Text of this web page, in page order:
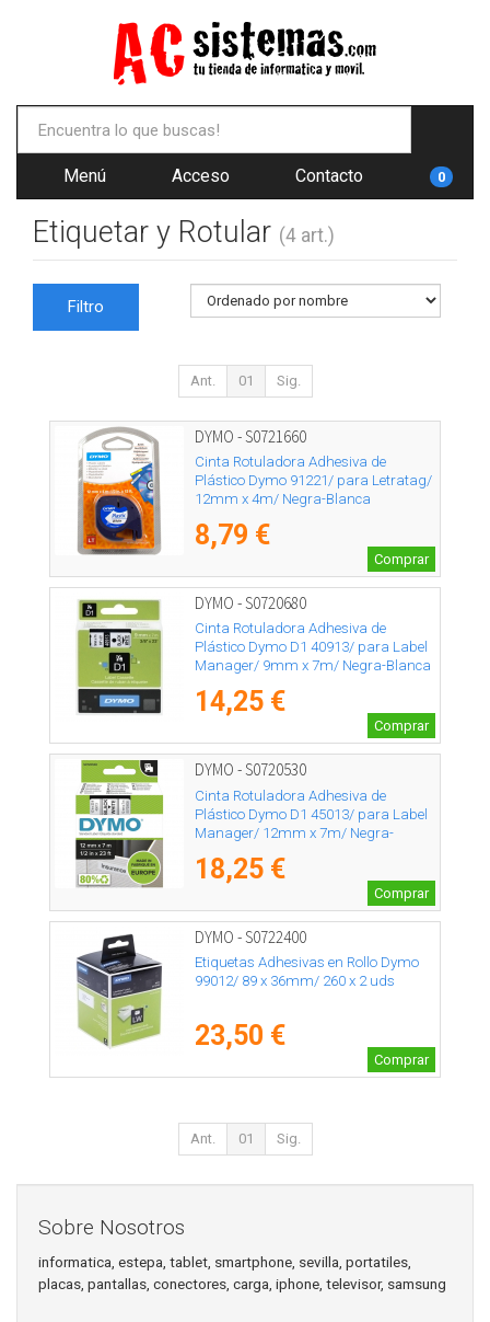
Menú Acceso Contacto 0
Etiquetar y Rotular (4 art.)
Filtro
Ant. 01 Sig.
DYMO - S0721660
Cinta Rotuladora Adhesiva de
Plástico Dymo 91221/ para Letratag/
12mm x 4m/ Negra-Blanca
8,79 €
Comprar
DYMO - S0720680
Cinta Rotuladora Adhesiva de
Plástico Dymo D1 40913/ para Label
Manager/ 9mm x 7m/ Negra-Blanca
14,25 €
Comprar
DYMO - S0720530
Cinta Rotuladora Adhesiva de
Plástico Dymo D1 45013/ para Label
Manager/ 12mm x 7m/ Negra-
18,25 €
Comprar
DYMO - S0722400
Etiquetas Adhesivas en Rollo Dymo
99012/ 89 x 36mm/ 260 x 2 uds
23,50 €
Comprar
Ant. 01 Sig.
Sobre Nosotros
informatica, estepa, tablet, smartphone, sevilla, portatiles,
placas, pantallas, conectores, carga, iphone, televisor, samsung